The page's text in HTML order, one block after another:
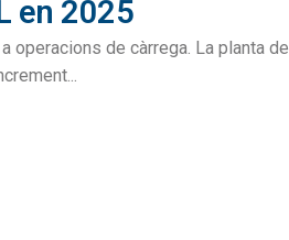
en 2025
operacions de càrrega. La planta de